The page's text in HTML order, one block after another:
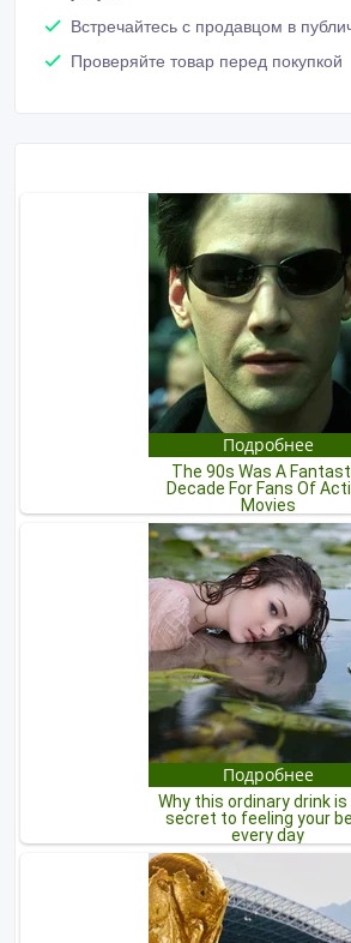
Зарегистрирован 25/10/2024
Активность 2 дн. назад
Связаться
Покупайте безопасно
Не платите продавцу до получения
Встречайтесь с продавцом в
Проверяйте товар перед покупкой